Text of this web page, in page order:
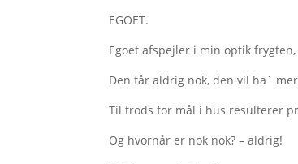
EGOET.
Egoet afspejler i min optik
Den får aldrig nok, den vil ha`
Til trods for mål i hus resulterer
Og hvornår er nok nok? – aldrig!